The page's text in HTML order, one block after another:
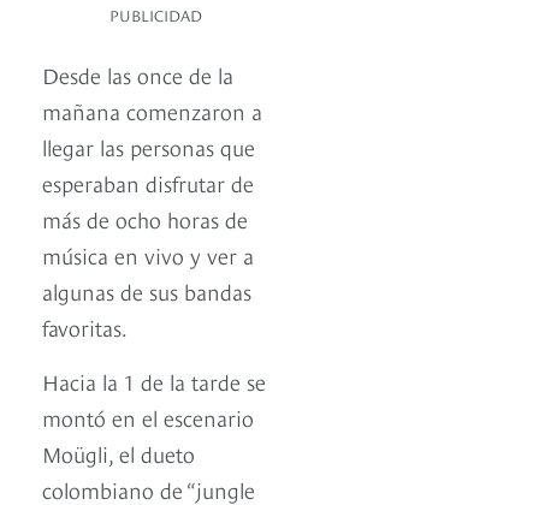
PUBLICIDAD
Desde las once de la
mañana comenzaron a
llegar las personas que
esperaban disfrutar de
más de ocho horas de
música en vivo y ver a
algunas de sus bandas
favoritas.
Hacia la 1 de la tarde se
montó en el escenario
Moügli, el dueto
colombiano de “jungle